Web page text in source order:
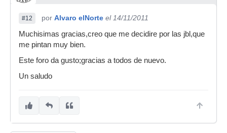
#12 por Alvaro elNorte el 14/11/2011
Muchisimas gracias,creo que me decidire por las jbl,que
me pintan muy bien.
Este foro da gusto;gracias a todos de nuevo.
Un saludo